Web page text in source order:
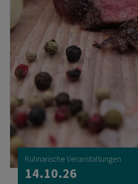
Kulinarische Veranstaltungen
14.10.26